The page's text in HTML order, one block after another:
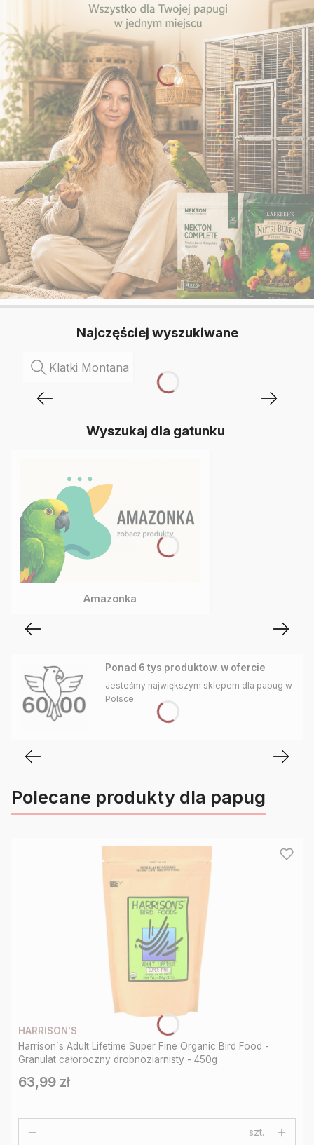
Najczęściej wyszukiwane
Klatki Montana
Wyszukaj dla gatunku
Amazonka
Ponad 6 tys produktow. w ofercie
Jesteśmy największym sklepem dla papug w
Polsce.
Polecane produkty dla papug
HARRISON'S
Harrison`s Adult Lifetime Super Fine Organic Bird Food -
Granulat całoroczny drobnoziarnisty - 450g
Cena
63,99 zł
szt.